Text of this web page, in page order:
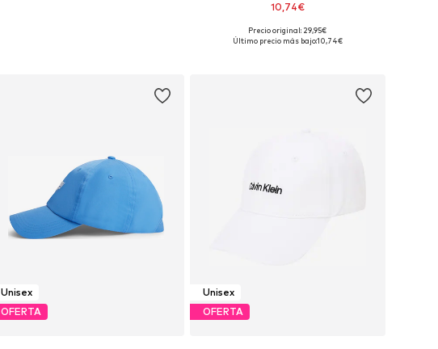
10,74€
Tallas disponibles: 55-56
Precio original: 29,95€
Último precio más bajo:10,74€
Unisex
OFERTA
Unisex
OFERTA